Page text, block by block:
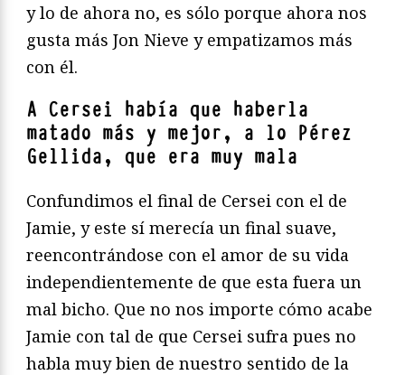
y lo de ahora no, es sólo porque ahora nos
gusta más Jon Nieve y empatizamos más
con él.
A Cersei había que haberla
matado más y mejor, a lo Pérez
Gellida, que era muy mala
Confundimos el final de Cersei con el de
Jamie, y este sí merecía un final suave,
reencontrándose con el amor de su vida
independientemente de que esta fuera un
mal bicho. Que no nos importe cómo acabe
Jamie con tal de que Cersei sufra pues no
habla muy bien de nuestro sentido de la